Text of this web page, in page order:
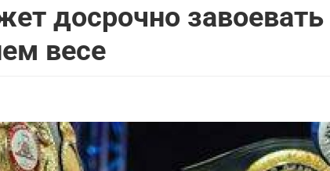
досрочно
весе